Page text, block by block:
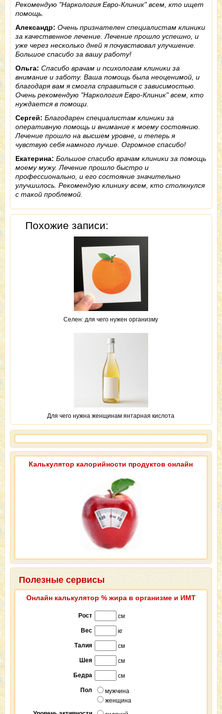
Рекомендую "Наркология Евро-Клиник" всем, кто ищет
помощь.
Александр: Очень признателен специалистам клиники
за качественное лечение. Лечение прошло успешно, и
уже через несколько дней я почувствовал улучшение.
Большое спасибо за вашу работу!
Ольга: Спасибо врачам и психологам клиники за
внимание и заботу. Ваша помощь была неоценимой, и
благодаря вам я смогла справиться с зависимостью.
Очень рекомендую "Наркология Евро-Клиник" всем, кто
нуждается в помощи.
Сергей: Благодарен специалистам клиники за
оперативную помощь и внимание к моему состоянию.
Лечение прошло на высшем уровне, и теперь я
чувствую себя намного лучше. Огромное спасибо!
Екатерина: Большое спасибо врачам клиники за помощь
моему мужу. Лечение прошло быстро и
профессионально, и его состояние значительно
улучшилось. Рекомендую клинику всем, кто столкнулся
с такой проблемой.
Похожие записи:
Селен: для чего нужен организму
Для чего нужна женщинам янтарная кислота
Калькулятор калорийности продуктов онлайн
Полезные сервисы
Онлайн калькулятор % жира в организме и ИМТ
Рост см
Вес кг
Талия см
Шея см
Бедра см
Пол
мужчина
женщина